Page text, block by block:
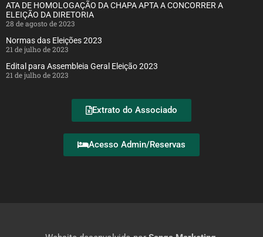
ATA DE HOMOLOGAÇÃO DA CHAPA APTA A CONCORRER A
ELEIÇÃO DA DIRETORIA
28 de agosto de 2023
Normas das Eleições 2023
21 de julho de 2023
Edital para Assembleia Geral Eleição 2023
21 de julho de 2023
Extrato do Associado
Acesso Admin/Reservas